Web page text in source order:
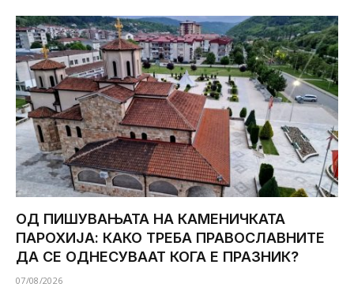
ОД ПИШУВАЊАТА НА КАМЕНИЧКАТА
ПАРОХИЈА: КАКО ТРЕБА ПРАВОСЛАВНИТЕ
ДА СЕ ОДНЕСУВААТ КОГА Е ПРАЗНИК?
07/08/2026